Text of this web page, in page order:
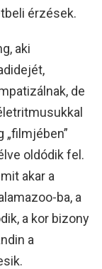
érzések.
aki
de
oldódik fel.
akar a
ba, a
a kor bizony
a